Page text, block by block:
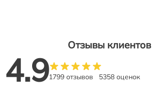
Отзывы клиентов
4.91799 отзывов 5358 оценок